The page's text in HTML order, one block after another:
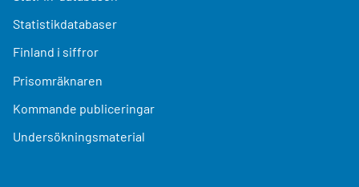
Statistikdatabaser
Finland i siffror
Prisomräknaren
Kommande publiceringar
Undersökningsmaterial